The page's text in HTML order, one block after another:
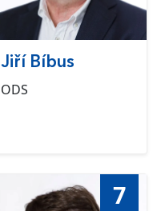
Jiří Bíbus
ODS
7